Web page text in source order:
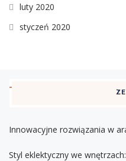
luty 2020
styczeń 2020
Innowacyjne rozwiązania w
Styl eklektyczny we